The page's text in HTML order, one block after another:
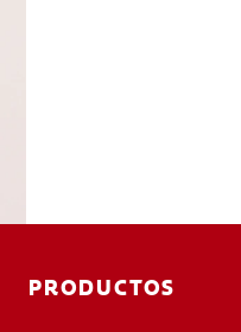
PRODUCTOS